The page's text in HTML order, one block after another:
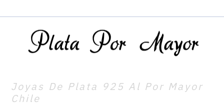
Joyas De Plata 925 Al Por Mayor
Chile